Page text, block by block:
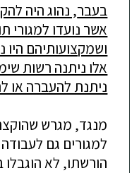
בעבר, נהוג היה
אשר נועדו למגורי
ושמקצועותיהם
אלו ניתנה רשות
ניתנת להעברה או
מנגד, מגרש
למגורים גם
הורשתו, לא הוגבלו